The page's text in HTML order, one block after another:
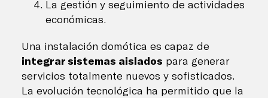
La gestión y seguimiento de actividades
económicas.
Una instalación domótica es capaz de
integrar sistemas aislados para generar
servicios totalmente nuevos y sofisticados.
La evolución tecnológica ha permitido que la